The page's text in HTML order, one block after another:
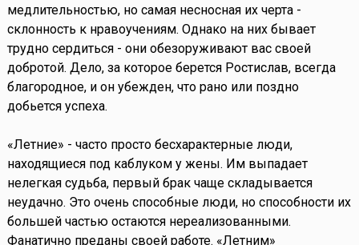
медлительностью, но самая несносная их черта -
склонность к нравоучениям. Однако на них бывает
трудно сердиться - они обезоруживают вас своей
добротой. Дело, за которое берется Ростислав, всегда
благородное, и он убежден, что рано или поздно
добьется успеха.
«Летние» - часто просто бесхарактерные люди,
находящиеся под каблуком у жены. Им выпадает
нелегкая судьба, первый брак чаще складывается
неудачно. Это очень способные люди, но способности их
большей частью остаются нереализованными.
Фанатично преданы своей работе. «Летним»